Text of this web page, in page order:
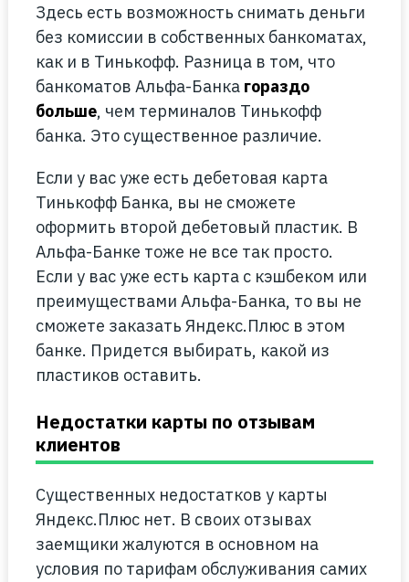
Здесь есть возможность снимать деньги
без комиссии в собственных банкоматах,
как и в Тинькофф. Разница в том, что
банкоматов Альфа-Банка гораздо
больше, чем терминалов Тинькофф
банка. Это существенное различие.
Если у вас уже есть дебетовая карта
Тинькофф Банка, вы не сможете
оформить второй дебетовый пластик. В
Альфа-Банке тоже не все так просто.
Если у вас уже есть карта с кэшбеком или
преимуществами Альфа-Банка, то вы не
сможете заказать Яндекс.Плюс в этом
банке. Придется выбирать, какой из
пластиков оставить.
Недостатки карты по отзывам
клиентов
Существенных недостатков у карты
Яндекс.Плюс нет. В своих отзывах
заемщики жалуются в основном на
условия по тарифам обслуживания самих